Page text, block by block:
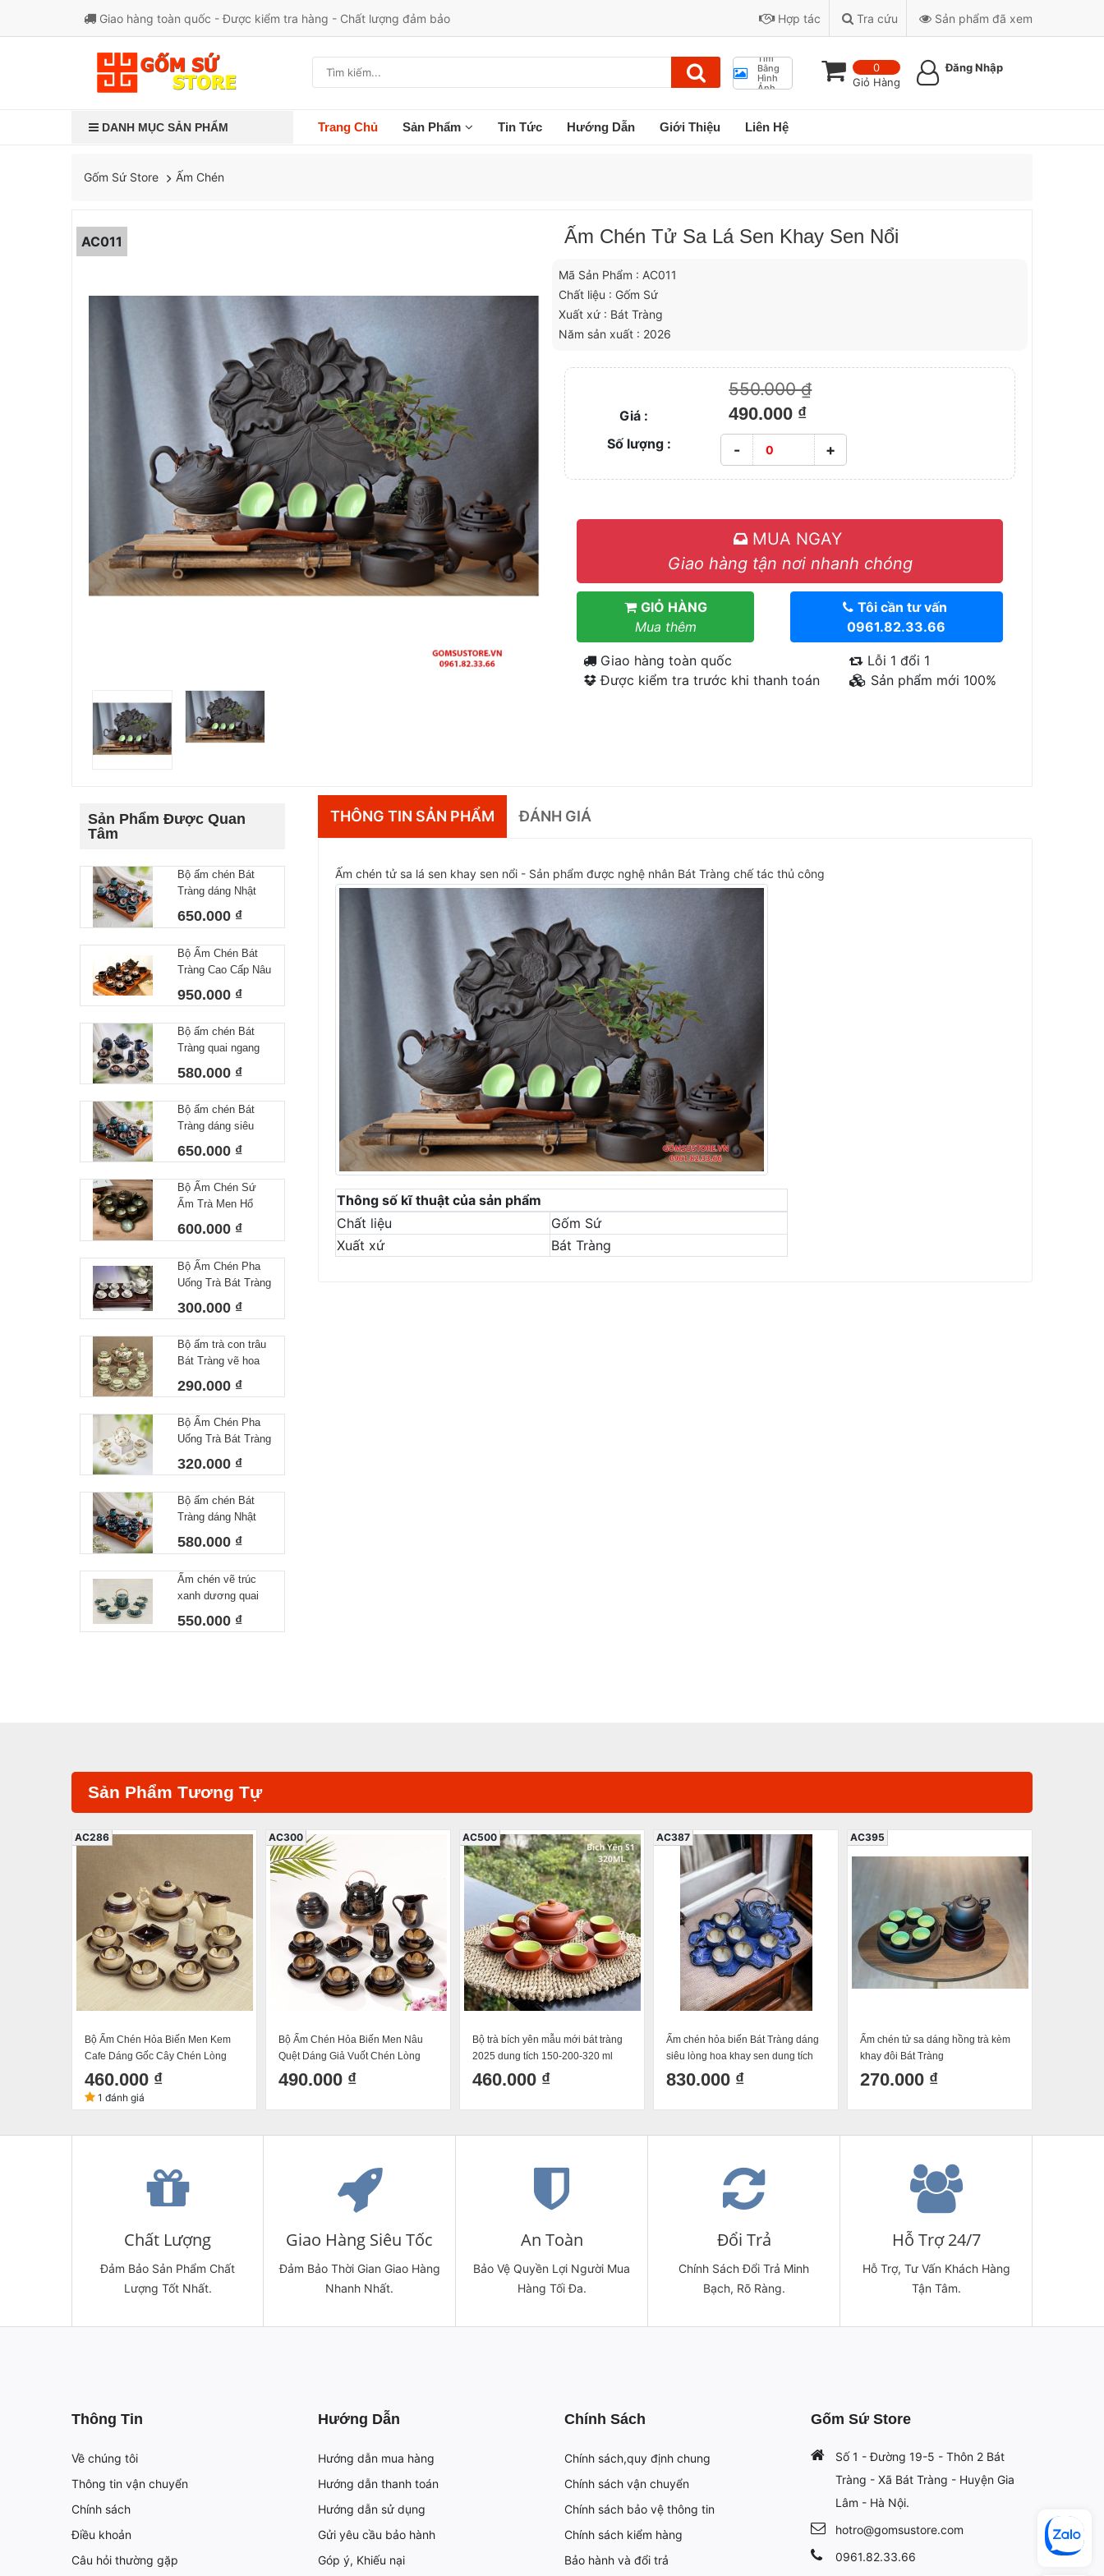
Giao hàng toàn quốc - Được kiểm tra hàng - Chất lượng đảm bảo Hợp tác Tra cứu Sản phẩm đã xem
Tìm
Bằng
Hình
Ảnh
0
Giỏ Hàng
Đăng Nhập
DANH MỤC SẢN PHẨM Trang Chủ Sản Phẩm Tin Tức Hướng Dẫn Giới Thiệu Liên Hệ
Gốm Sứ Store Ấm Chén
AC011 Ấm Chén Tử Sa Lá Sen Khay Sen Nổi
Mã Sản Phẩm : AC011
Chất liệu : Gốm Sứ
Xuất xứ : Bát Tràng
Năm sản xuất : 2026
550.000 ₫
Giá : 490.000 ₫
Số lượng : - +
MUA NGAY
Giao hàng tận nơi nhanh chóng
GIỎ HÀNG
Mua thêm
Tôi cần tư vấn
0961.82.33.66
Giao hàng toàn quốc
Được kiểm tra trước khi thanh toán
Lỗi 1 đổi 1
Sản phẩm mới 100%
Sản Phẩm Được Quan
Tâm
Bộ ấm chén Bát
Tràng dáng Nhật
lòng hoa 550 ml
650.000 ₫
Bộ Ấm Chén Bát
Tràng Cao Cấp Nâu
Chóp Vẽ Thuận
Dung Tích 400ml
950.000 ₫
Bộ ấm chén Bát
Tràng quai ngang
580.000 ₫
Bộ ấm chén Bát
Tràng dáng siêu
nước lòng hoa
650.000 ₫
Bộ Ấm Chén Sứ
Ấm Trà Men Hổ
Phách Hoả Biến
Bát Tràng Làm Quà
Khay Tròn
600.000 ₫
Bộ Ấm Chén Pha
Uống Trà Bát Tràng
Trúc Dáng Minh
Trắng
300.000 ₫
Bộ ấm trà con trâu
Bát Tràng vẽ hoa
350ml
290.000 ₫
Bộ Ấm Chén Pha
Uống Trà Bát Tràng
Họa Tiết Vẽ Tay
Chuồn Chuồn Men
Giỏ Cua Quai
Nhôm 340ml
320.000 ₫
Bộ ấm chén Bát
Tràng dáng Nhật
lòng xanh 550 ml
580.000 ₫
Ấm chén vẽ trúc
xanh dương quai
550.000 ₫
THÔNG TIN SẢN PHẨM ĐÁNH GIÁ
Ấm chén tử sa lá sen khay sen nổi - Sản phẩm được nghệ nhân Bát Tràng chế tác thủ công
Thông số kĩ thuật của sản phẩm
Chất liệu
Gốm Sứ
Xuất xứ
Bát Tràng
Sản Phẩm Tương Tự
Bộ Ấm Chén Hỏa Biến Men Kem
Cafe Dáng Gốc Cây Chén Lòng
Kem 400ml
460.000 ₫
AC286
1 đánh giá
Bộ Ấm Chén Hỏa Biến Men Nâu
Quệt Dáng Giả Vuốt Chén Lòng
Hoa Bát Tràng số 1 440ml
490.000 ₫
AC300
Bộ trà bích yên mẫu mới bát tràng
2025 dung tích 150-200-320 ml
460.000 ₫
AC500
Ấm chén hỏa biến Bát Tràng dáng
siêu lòng hoa khay sen dung tích
550ml
830.000 ₫
AC387
Ấm chén tử sa dáng hồng trà kèm
khay đôi Bát Tràng
270.000 ₫
AC395
Chất Lượng
Đảm Bảo Sản Phẩm Chất
Lượng Tốt Nhất.
Giao Hàng Siêu Tốc
Đảm Bảo Thời Gian Giao Hàng
Nhanh Nhất.
An Toàn
Bảo Vệ Quyền Lợi Người Mua
Hàng Tối Đa.
Đổi Trả
Chính Sách Đổi Trả Minh
Bạch, Rõ Ràng.
Hỗ Trợ 24/7
Hỗ Trợ, Tư Vấn Khách Hàng
Tận Tâm.
Thông Tin
Về chúng tôi
Thông tin vận chuyển
Chính sách
Điều khoản
Câu hỏi thường gặp
Hướng Dẫn
Hướng dẫn mua hàng
Hướng dẫn thanh toán
Hướng dẫn sử dụng
Gửi yêu cầu bảo hành
Góp ý, Khiếu nại
Chính Sách
Chính sách,quy định chung
Chính sách vận chuyển
Chính sách bảo vệ thông tin
Chính sách kiểm hàng
Bảo hành và đổi trả
Gốm Sứ Store
Số 1 - Đường 19-5 - Thôn 2 Bát
Tràng - Xã Bát Tràng - Huyện Gia
Lâm - Hà Nội.
hotro@gomsustore.com
0961.82.33.66